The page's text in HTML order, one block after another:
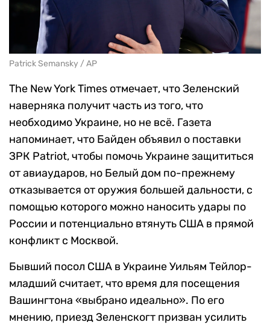
Patrick Semansky / AP
The New York Times отмечает, что Зеленский
наверняка получит часть из того, что
необходимо Украине, но не всё. Газета
напоминает, что Байден объявил о поставки
ЗРК Patriot, чтобы помочь Украине защититься
от авиаударов, но Белый дом по-прежнему
отказывается от оружия большей дальности, с
помощью которого можно наносить удары по
России и потенциально втянуть США в прямой
конфликт с Москвой.
Бывший посол США в Украине Уильям Тейлор-
младший считает, что время для посещения
Вашингтона «выбрано идеально». По его
мнению, приезд Зеленскогт призван усилить